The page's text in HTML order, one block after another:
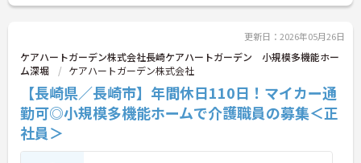
更新日：2026年05月26日
ケアハートガーデン株式会社長崎ケアハートガーデン 小規模多機能ホー
ム深堀
ケアハートガーデン株式会社
【長崎県／長崎市】年間休日110日！マイカー通
勤可◎小規模多機能ホームで介護職員の募集＜正
社員＞